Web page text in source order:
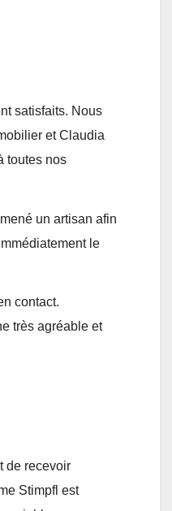
satisfaits. Nous
et Claudia
toutes nos
un artisan afin
le
contact.
très agréable et
de recevoir
Stimpfl est